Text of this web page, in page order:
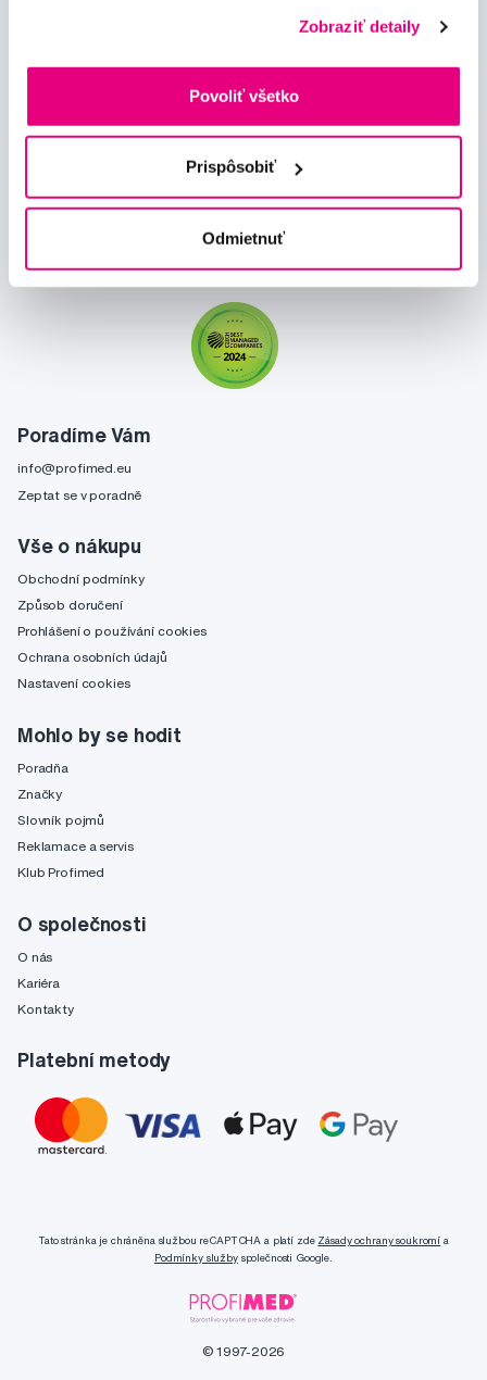
Zobraziť detaily
Povoliť všetko
Prispôsobiť
Odmietnuť
Poradíme Vám
info@profimed.eu
Zeptat se v poradně
Vše o nákupu
Obchodní podmínky
Způsob doručení
Prohlášení o používání cookies
Ochrana osobních údajů
Nastavení cookies
Mohlo by se hodit
Poradňa
Značky
Slovník pojmů
Reklamace a servis
Klub Profimed
O společnosti
O nás
Kariéra
Kontakty
Platební metody
Chci dostávat informace o novinkách a akčních nabídkách
Tato stránka je chráněna službou reCAPTCHA a platí zde Zásady ochrany soukromí a
Podmínky službyspolečnosti Google.
© 1997-2026